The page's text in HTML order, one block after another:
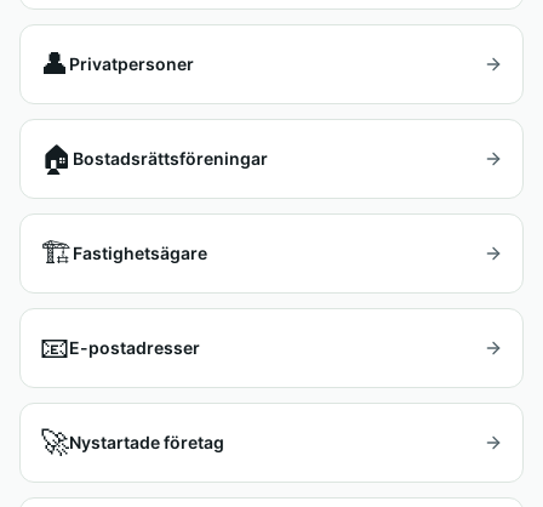
👤 Privatpersoner
🏠 Bostadsrättsföreningar
🏗️Fastighetsägare
📧E-postadresser
🚀Nystartade företag